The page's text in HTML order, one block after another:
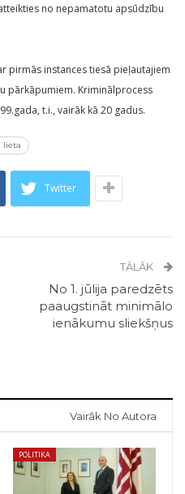
no nepamatotu apsūdzību
pirmās instances tiesā pieļautajiem
pārkāpumiem. Kriminālprocess
t.i., vairāk kā 20 gadus.
lieta
Twitter
TĀLĀK
No 1. jūlija paredzēts
paaugstināt minimālo
ienākumu sliekšņus
Vairāk No Autora
POLITIKA